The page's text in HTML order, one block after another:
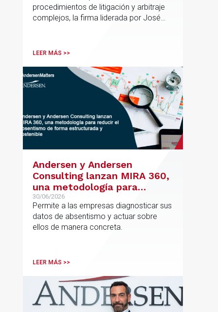
procedimientos de litigación y arbitraje
complejos, la firma liderada por José
posicionamiento en asesoramiento
LEER MÁS >>
Andersen y Andersen
Consulting lanzan MIRA 360,
una metodología para
reducir el absentismo de
forma estructurada y
sostenible
30/06/2026
Permite a las empresas diagnosticar sus
datos de absentismo y actuar sobre
ellos de manera concreta.
LEER MÁS >>